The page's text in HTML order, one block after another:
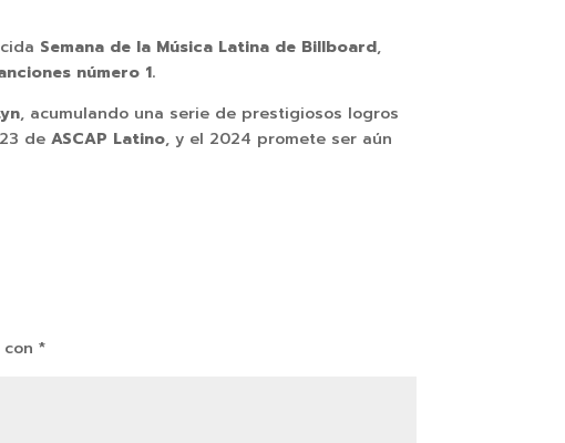
Semana de la Música Latina de Billboard,
número 1.
, acumulando una serie de prestigiosos logros
deASCAP Latino, y el 2024 promete ser aún
con*